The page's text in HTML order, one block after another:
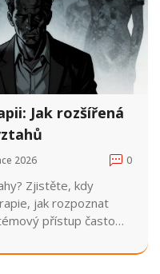
Jak rozšířená
2026 0
Zjistěte, kdy
jak rozpoznat
přístup často